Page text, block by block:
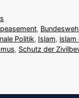
,
Politik, Islam, islam
, Schutz der